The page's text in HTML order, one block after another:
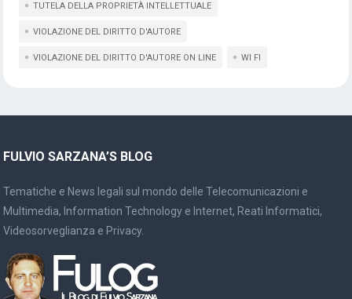
TUTELA DELLA PROPRIETÀ INTELLETTUALE
VIOLAZIONE DEL DIRITTO D'AUTORE
VIOLAZIONE DEL DIRITTO D'AUTORE ON LINE WI FI
FULVIO SARZANA’S BLOG
Tematiche e News legali sul mondo delle Telecomunicazioni e
Multimedia, Information Technology e Internet, Reati Informatici,
Videosorveglianza e Privacy.